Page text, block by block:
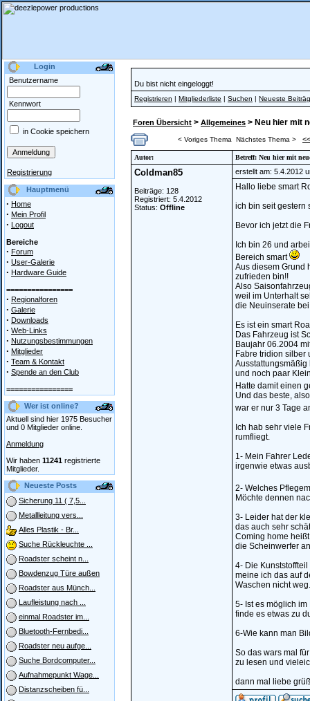
Login
Benutzername
Kennwort
in Cookie speichern
Registrierung
Hauptmenü
· Home
· Mein Profil
· Logout
Bereiche
· Forum
· User-Galerie
· Hardware Guide
================
· Regionalforen
· Galerie
· Downloads
· Web-Links
· Nutzungsbestimmungen
· Mitglieder
· Team & Kontakt
· Spende an den Club
================
Wer ist online?
Aktuell sind hier 1975 Besucher
und 0 Mitglieder online.
Anmeldung
Wir haben 11241 registrierte
Mitglieder.
Neueste Posts
Sicherung 11 ( 7,5...
Metallleitung vers...
Alles Plastik - Br...
Suche Rückleuchte ...
Roadster scheint n...
Bowdenzug Türe außen
Roadster aus Münch...
Laufleistung nach ...
einmal Roadster im...
Bluetooth-Fernbedi...
Roadster neu aufge...
Suche Bordcomputer...
Aufnahmepunkt Wage...
Distanzscheiben fü...
Du bist nicht eingeloggt!
Registrieren | Mitgliederliste | Suchen | Neueste
Foren Übersicht > Allgemeines > Neu hier mit
< Voriges Thema Nächstes Thema > <<
Autor: Betreff: Neu hier mit
Coldman85
Beiträge: 128
Registriert: 5.4.2012
Status: Offline
erstellt am: 5.4.2012
Hallo liebe smart
ich bin seit gestern
Bevor ich jetzt die
Ich bin 26 und
Bereich smart
Aus diesem Grund
zufrieden bin!!
Also
weil im Unterhalt
die Neuinserate
Es ist ein smart
Das Fahrzeug ist
Baujahr 06.2004
Fabre tridion silber
Ausstattungsmäßig
und noch paar
Hatte damit einen
Und das beste,
war er nur 3 Tage
Ich hab sehr viele
rumfliegt.
1- Mein Fahrer
irgenwie etwas
2- Welches
Möchte dennen
3- Leider hat der
das auch sehr
Coming home
die Scheinwerfer
4- Die
meine ich das auf
Waschen nicht
5- Ist es möglich
finde es etwas zu
6-Wie kann man
So das wars mal
zu lesen und
dann mal liebe